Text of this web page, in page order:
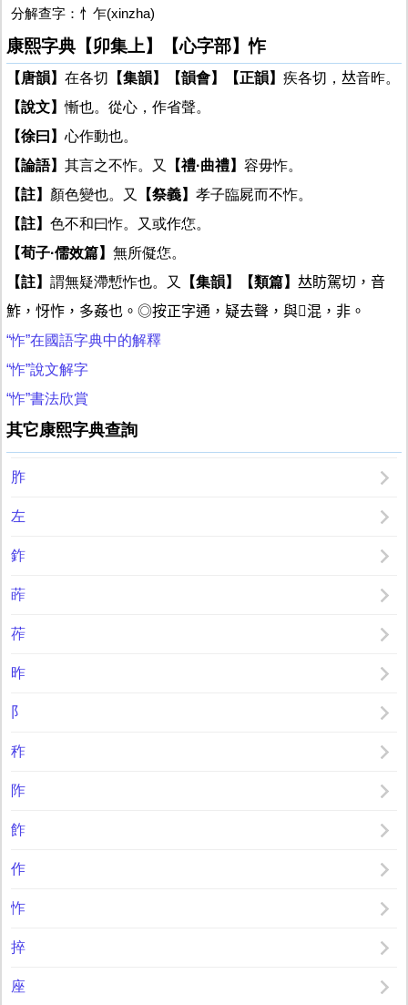
分解查字：忄乍(xinzha)
康熙字典【卯集上】【心字部】怍
【唐韻】 在各切 【集韻】 【韻會】 【正韻】 疾各切，𠀤音昨。
【說文】慚也。從心，作省聲。
【徐曰】 心作動也。
【論語】 其言之不怍。又 【禮·曲禮】 容毋怍。
【註】 顏色變也。又 【祭義】 孝子臨屍而不怍。
【註】 色不和曰怍。又或作㤰。
【荀子·儒效篇】 無所儗㤰。
【註】 謂無疑滯慙怍也。又 【集韻】 【類篇】 𠀤眆駕切，音
鮓，㤉怍，多姦也。◎按正字通，疑去聲，與𧧻混，非。
“怍”在國語字典中的解釋
“怍”說文解字
“怍”書法欣賞
其它康熙字典查詢
胙
左
鈼
葃
莋
昨
阝
秨
阼
飵
作
怍
捽
座